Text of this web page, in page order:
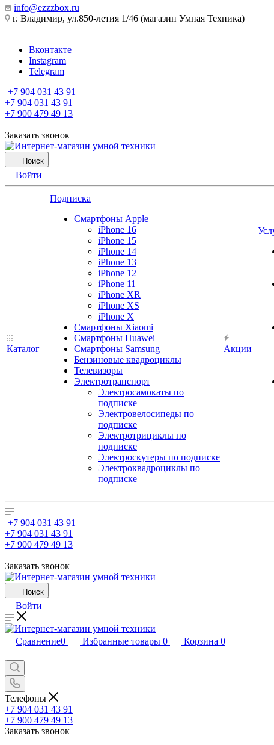
info@ezzzbox.ru
г. Владимир, ул.850-летия 1/46 (магазин Умная Техника)
Вконтакте
Instagram
Telegram
+7 904 031 43 91
+7 904 031 43 91
+7 900 479 49 13
Заказать звонок
Поиск
Войти
Каталог
Подписка
Смартфоны Apple
iPhone 16
iPhone 15
iPhone 14
iPhone 13
iPhone 12
iPhone 11
iPhone XR
iPhone XS
iPhone X
Смартфоны Xiaomi
Смартфоны Huawei
Смартфоны Samsung
Бензиновые квадроциклы
Телевизоры
Электротранспорт
Электросамокаты по
подписке
Электровелосипеды по
подписке
Электротрициклы по
подписке
Электроскутеры по подписке
Электроквадроциклы по
подписке
Акции
+7 904 031 43 91
+7 904 031 43 91
+7 900 479 49 13
Заказать звонок
Поиск
Войти
Сравнение0 Избранные товары 0 Корзина 0
Телефоны
+7 904 031 43 91
+7 900 479 49 13
Заказать звонок